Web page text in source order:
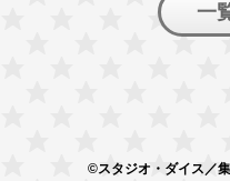
一
©スタジオ・ダイス／